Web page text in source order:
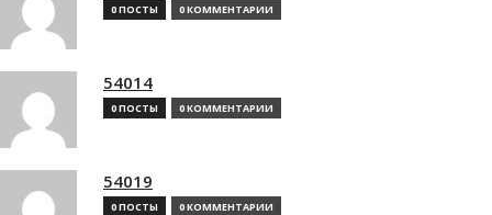
0 ПОСТЫ 0 КОММЕНТАРИИ
54014
0 ПОСТЫ 0 КОММЕНТАРИИ
54019
0 ПОСТЫ 0 КОММЕНТАРИИ